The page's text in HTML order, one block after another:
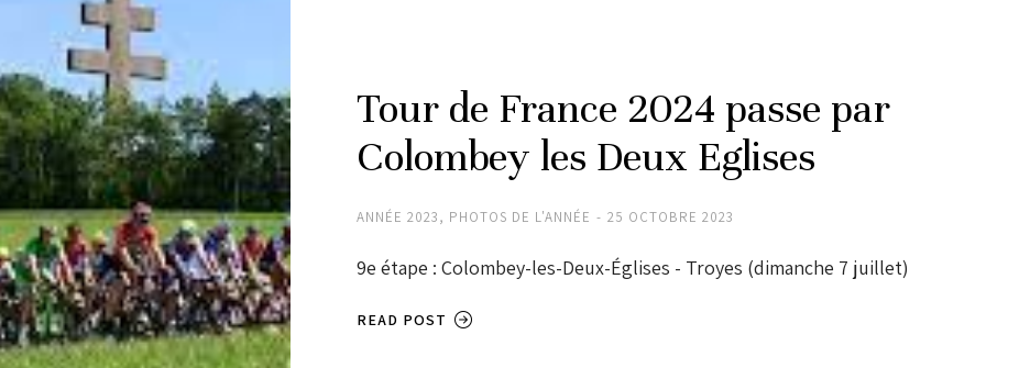
Tour de France 2024 passe par
Colombey les Deux Eglises
ANNÉE 2023, PHOTOS DE L'ANNÉE 25 OCTOBRE 2023
9e étape : Colombey-les-Deux-Églises - Troyes (dimanche 7 juillet)
READ POST